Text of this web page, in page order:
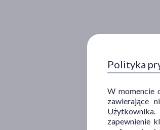
Polityka
W momencie
zawierające
zapewnienie